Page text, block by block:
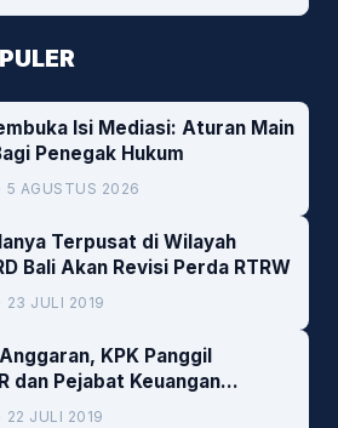
Isi Mediasi: Aturan Main
Penegak Hukum
5 AGUSTUS 2026
Terpusat di Wilayah
Bali Akan Revisi Perda RTRW
23 JULI 2019
KPK Panggil
dan Pejabat Keuangan
22 JULI 2019